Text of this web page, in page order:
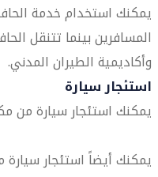
وأكاديمية الطيران المدني.
استئجار سيارة
يمكنك استئجار سيارة من
يمكنك أيضاً استئجار